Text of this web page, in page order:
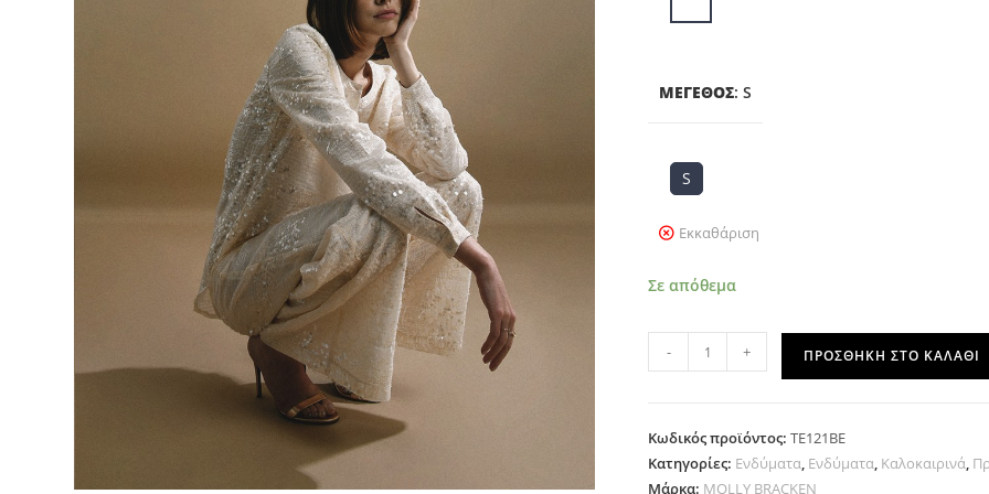
ΜΈΓΕΘΟΣ: S
S
Εκκαθάριση
Σε απόθεμα
- + ΠΡΟΣΘΉΚΗ ΣΤΟ ΚΑΛΆΘΙ
Κωδικός προϊόντος:TE121BE
Κατηγορίες: Ενδύματα, Ενδύματα, Καλοκαιρινά,
Μάρκα: MOLLY BRACKEN